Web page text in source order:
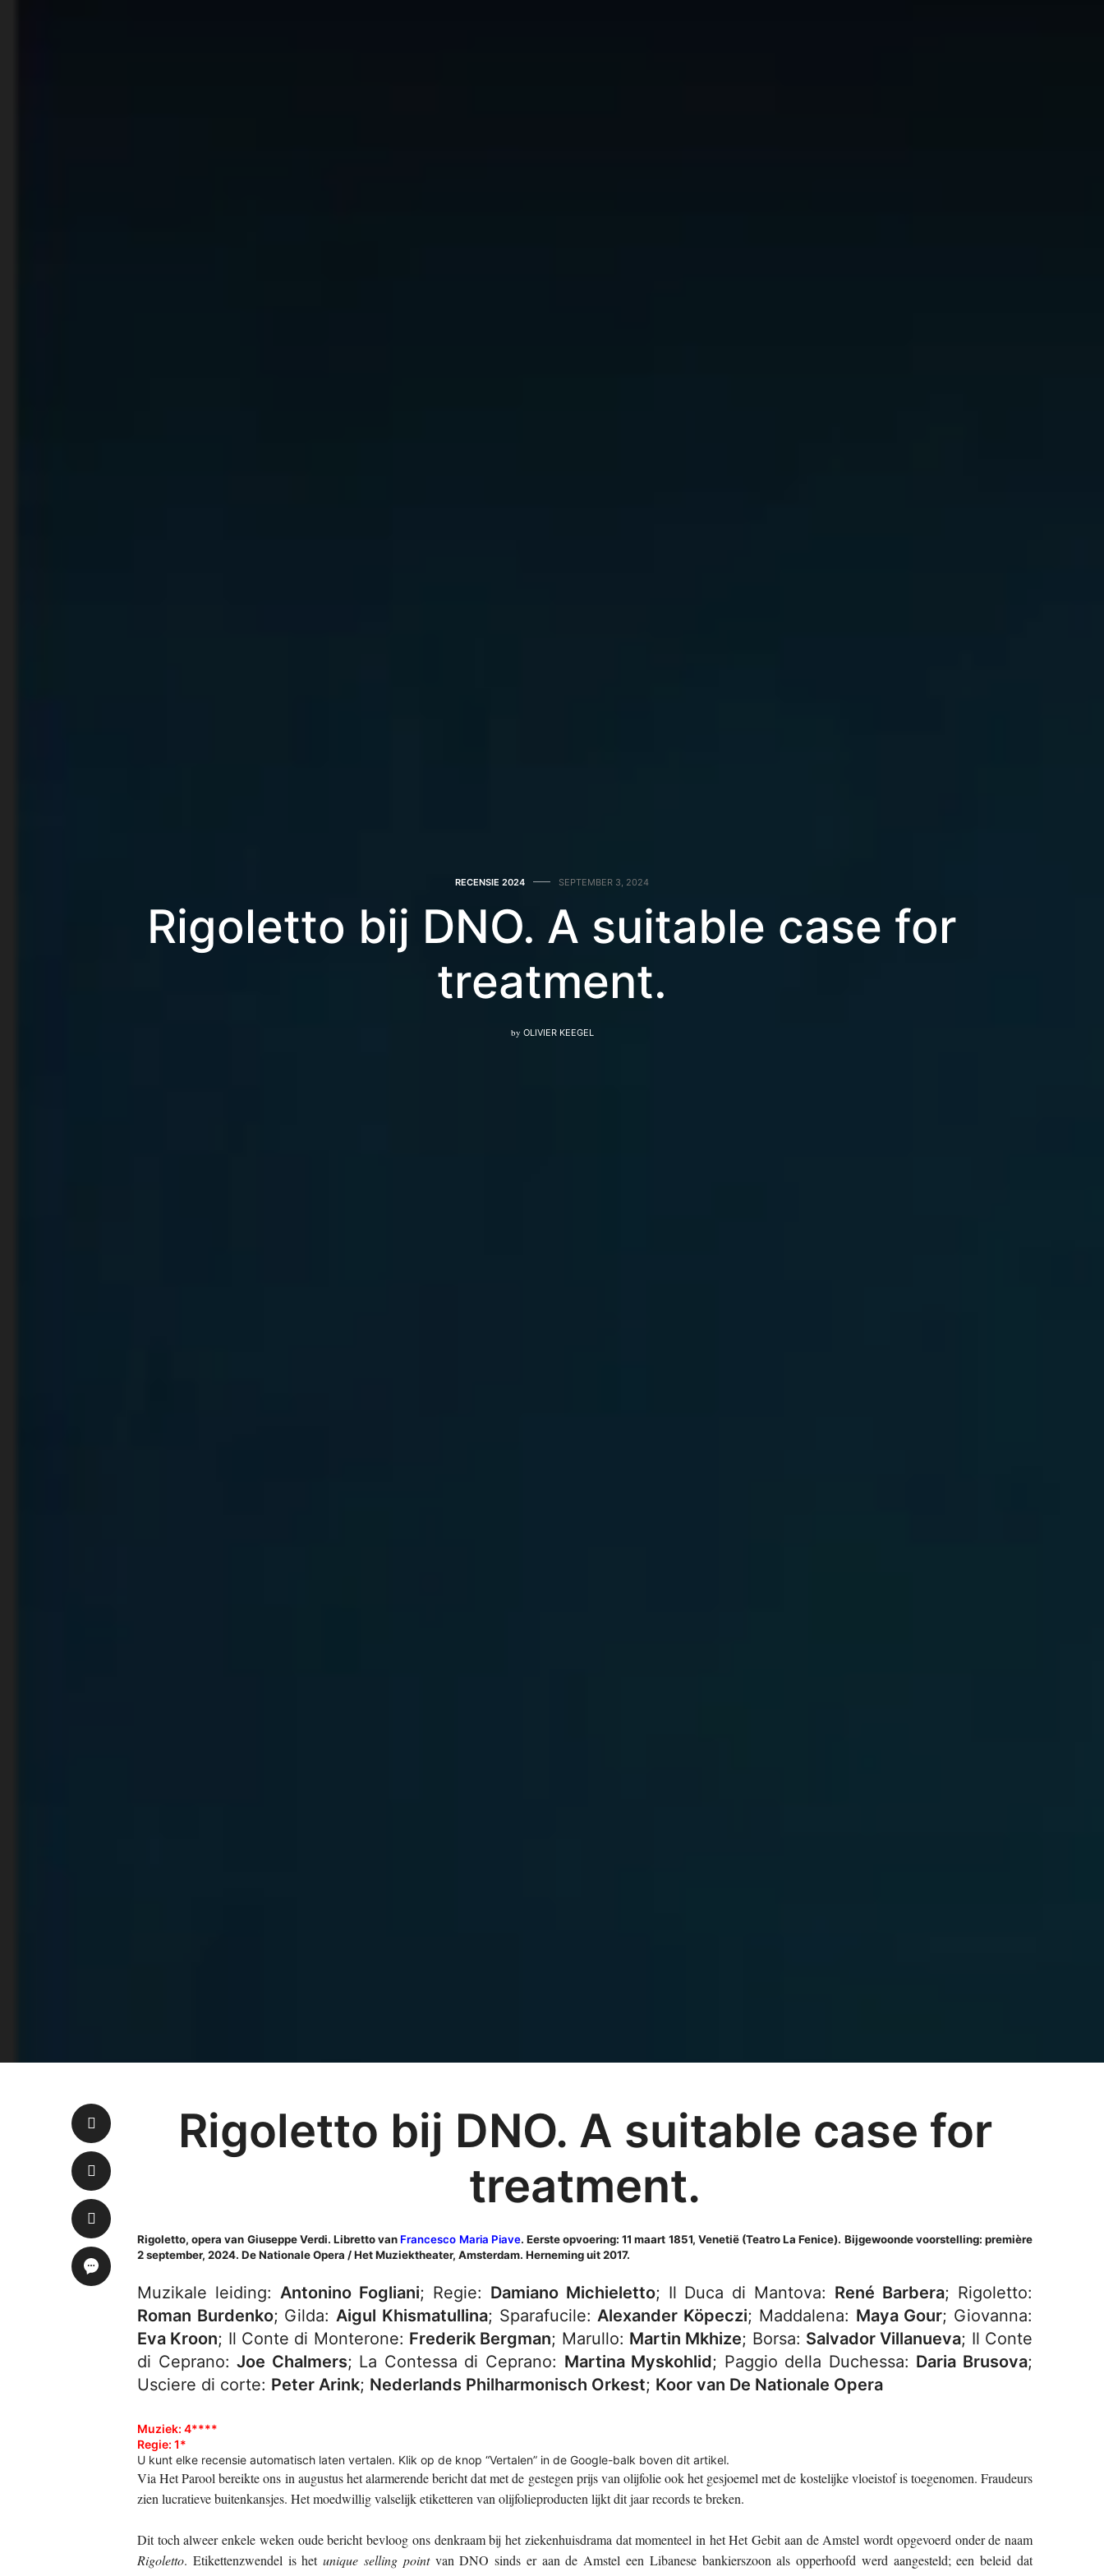
RECENSIE 2024 SEPTEMBER 3, 2024
Rigoletto bij DNO. A suitable case for
treatment.
by OLIVIER KEEGEL
Rigoletto bij DNO. A suitable case for
treatment.
Rigoletto, opera van Giuseppe Verdi. Libretto van Francesco Maria Piave. Eerste opvoering: 11 maart 1851, Venetië (Teatro La Fenice). Bijgewoonde voorstelling: première
2 september, 2024. De Nationale Opera / Het Muziektheater, Amsterdam. Herneming uit 2017.
Muzikale leiding: Antonino Fogliani; Regie: Damiano Michieletto; Il Duca di Mantova: René Barbera; Rigoletto:
Roman Burdenko; Gilda:Aigul Khismatullina; Sparafucile:Alexander Köpeczi; Maddalena: Maya Gour; Giovanna:
Eva Kroon; Il Conte di Monterone: Frederik Bergman; Marullo: Martin Mkhize; Borsa: Salvador Villanueva; Il Conte
di Ceprano:Joe Chalmers; La Contessa di Ceprano: Martina Myskohlid; Paggio della Duchessa: Daria Brusova;
Usciere di corte: Peter Arink; Nederlands Philharmonisch Orkest; Koor van De Nationale Opera
Muziek: 4****
Regie: 1*
U kunt elke recensie automatisch laten vertalen. Klik op de knop “Vertalen” in de Google-balk boven dit artikel.
Via Het Parool bereikte ons in augustus het alarmerende bericht dat met de gestegen prijs van olijfolie ook het gesjoemel met de kostelijke vloeistof is toegenomen. Fraudeurs
zien lucratieve buitenkansjes. Het moedwillig valselijk etiketteren van olijfolieproducten lijkt dit jaar records te breken.
Dit toch alweer enkele weken oude bericht bevloog ons denkraam bij het ziekenhuisdrama dat momenteel in het Het Gebit aan de Amstel wordt opgevoerd onder de naam
Rigoletto. Etikettenzwendel is hetunique selling pointvan DNO sinds er aan de Amstel een Libanese bankierszoon als opperhoofd werd aangesteld; een beleid dat